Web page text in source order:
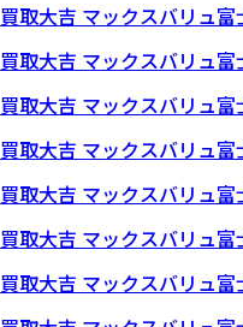
買取大吉 マックスバリュ富
買取大吉 マックスバリュ富
買取大吉 マックスバリュ富
買取大吉 マックスバリュ富
買取大吉 マックスバリュ富
買取大吉 マックスバリュ富
買取大吉 マックスバリュ富